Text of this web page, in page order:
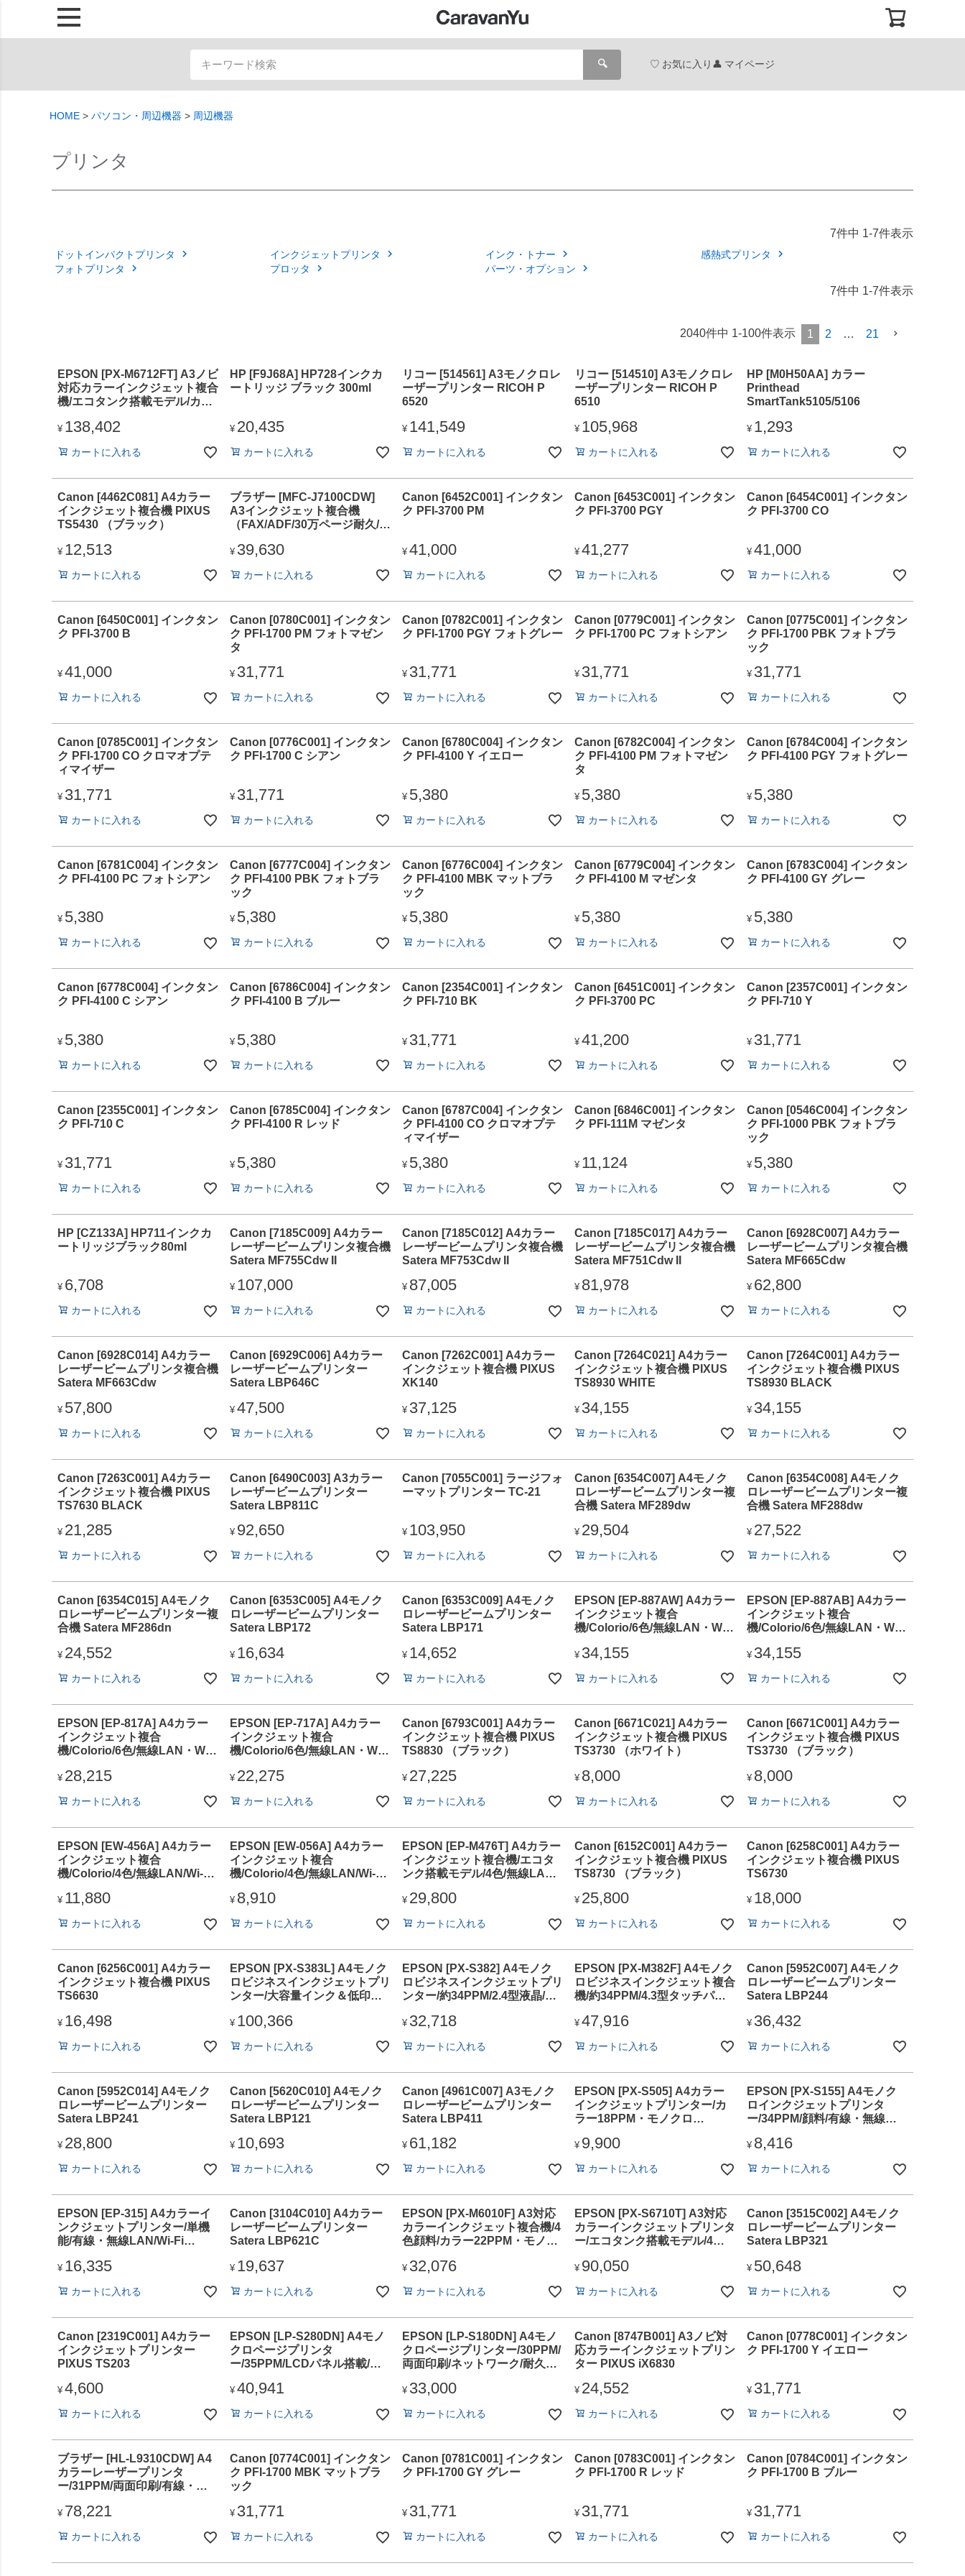
🔍 お気に入り マイページ
HOME パソコン・周辺機器 周辺機器
プリンタ
7件中 1-7件表示
ドットインパクトプリンタ インクジェットプリンタ インク・トナー
感熱式プリンタ
フォトプリンタ
プロッタ パーツ・オプション
7件中 1-7件表示
2040件中 1-100件表示 1 2 … 21
EPSON [PX-M6712FT] A3ノビ
対応カラーインクジェット複合
機/エコタンク搭載モデル/カラ
線・無線LAN/Wi-Fi Direct/両
¥ 138,402
カートに入れる
HP [F9J68A] HP728インクカ
ートリッジ ブラック 300ml
¥ 20,435
カートに入れる
リコー [514561] A3モノクロレ
ーザープリンター RICOH P
6520
¥ 141,549
カートに入れる
リコー [514510] A3モノクロレ
ーザープリンター RICOH P
6510
¥ 105,968
カートに入れる
HP [M0H50AA] カラー
Printhead
SmartTank5105/5106
¥ 1,293
カートに入れる
Canon [4462C081] A4カラー
インクジェット複合機 PIXUS
TS5430 （ブラック）
¥ 12,513
カートに入れる
ブラザー [MFC-J7100CDW]
A3インクジェット複合機
（FAX/ADF/30万ページ耐久/自
¥ 39,630
カートに入れる
Canon [6452C001] インクタン
ク PFI-3700 PM
¥ 41,000
カートに入れる
Canon [6453C001] インクタン
ク PFI-3700 PGY
¥ 41,277
カートに入れる
Canon [6454C001] インクタン
ク PFI-3700 CO
¥ 41,000
カートに入れる
Canon [6450C001] インクタン
ク PFI-3700 B
¥ 41,000
カートに入れる
Canon [0780C001] インクタン
ク PFI-1700 PM フォトマゼン
タ
¥ 31,771
カートに入れる
Canon [0782C001] インクタン
ク PFI-1700 PGY フォトグレー
¥ 31,771
カートに入れる
Canon [0779C001] インクタン
ク PFI-1700 PC フォトシアン
¥ 31,771
カートに入れる
Canon [0775C001] インクタン
ク PFI-1700 PBK フォトブラ
ック
¥ 31,771
カートに入れる
Canon [0785C001] インクタン
ク PFI-1700 CO クロマオプテ
ィマイザー
¥ 31,771
カートに入れる
Canon [0776C001] インクタン
ク PFI-1700 C シアン
¥ 31,771
カートに入れる
Canon [6780C004] インクタン
ク PFI-4100 Y イエロー
¥ 5,380
カートに入れる
Canon [6782C004] インクタン
ク PFI-4100 PM フォトマゼン
タ
¥ 5,380
カートに入れる
Canon [6784C004] インクタン
ク PFI-4100 PGY フォトグレー
¥ 5,380
カートに入れる
Canon [6781C004] インクタン
ク PFI-4100 PC フォトシアン
¥ 5,380
カートに入れる
Canon [6777C004] インクタン
ク PFI-4100 PBK フォトブラ
ック
¥ 5,380
カートに入れる
Canon [6776C004] インクタン
ク PFI-4100 MBK マットブラ
ック
¥ 5,380
カートに入れる
Canon [6779C004] インクタン
ク PFI-4100 M マゼンタ
¥ 5,380
カートに入れる
Canon [6783C004] インクタン
ク PFI-4100 GY グレー
¥ 5,380
カートに入れる
Canon [6778C004] インクタン
ク PFI-4100 C シアン
¥ 5,380
カートに入れる
Canon [6786C004] インクタン
ク PFI-4100 B ブルー
¥ 5,380
カートに入れる
Canon [2354C001] インクタン
ク PFI-710 BK
¥ 31,771
カートに入れる
Canon [6451C001] インクタン
ク PFI-3700 PC
¥ 41,200
カートに入れる
Canon [2357C001] インクタン
ク PFI-710 Y
¥ 31,771
カートに入れる
Canon [2355C001] インクタン
ク PFI-710 C
¥ 31,771
カートに入れる
Canon [6785C004] インクタン
ク PFI-4100 R レッド
¥ 5,380
カートに入れる
Canon [6787C004] インクタン
ク PFI-4100 CO クロマオプテ
ィマイザー
¥ 5,380
カートに入れる
Canon [6846C001] インクタン
ク PFI-111M マゼンタ
¥ 11,124
カートに入れる
Canon [0546C004] インクタン
ク PFI-1000 PBK フォトブラ
ック
¥ 5,380
カートに入れる
HP [CZ133A] HP711インクカ
ートリッジブラック80ml
¥ 6,708
カートに入れる
Canon [7185C009] A4カラー
レーザービームプリンタ複合機
Satera MF755Cdw II
¥ 107,000
カートに入れる
Canon [7185C012] A4カラー
レーザービームプリンタ複合機
Satera MF753Cdw II
¥ 87,005
カートに入れる
Canon [7185C017] A4カラー
レーザービームプリンタ複合機
Satera MF751Cdw II
¥ 81,978
カートに入れる
Canon [6928C007] A4カラー
レーザービームプリンタ複合機
Satera MF665Cdw
¥ 62,800
カートに入れる
Canon [6928C014] A4カラー
レーザービームプリンタ複合機
Satera MF663Cdw
¥ 57,800
カートに入れる
Canon [6929C006] A4カラー
レーザービームプリンター
Satera LBP646C
¥ 47,500
カートに入れる
Canon [7262C001] A4カラー
インクジェット複合機 PIXUS
XK140
¥ 37,125
カートに入れる
Canon [7264C021] A4カラー
インクジェット複合機 PIXUS
TS8930 WHITE
¥ 34,155
カートに入れる
Canon [7264C001] A4カラー
インクジェット複合機 PIXUS
TS8930 BLACK
¥ 34,155
カートに入れる
Canon [7263C001] A4カラー
インクジェット複合機 PIXUS
TS7630 BLACK
¥ 21,285
カートに入れる
Canon [6490C003] A3カラー
レーザービームプリンター
Satera LBP811C
¥ 92,650
カートに入れる
Canon [7055C001] ラージフォ
ーマットプリンター TC-21
¥ 103,950
カートに入れる
Canon [6354C007] A4モノク
ロレーザービームプリンター複
合機 Satera MF289dw
¥ 29,504
カートに入れる
Canon [6354C008] A4モノク
ロレーザービームプリンター複
合機 Satera MF288dw
¥ 27,522
カートに入れる
Canon [6354C015] A4モノク
ロレーザービームプリンター複
合機 Satera MF286dn
¥ 24,552
カートに入れる
Canon [6353C005] A4モノク
ロレーザービームプリンター
Satera LBP172
¥ 16,634
カートに入れる
Canon [6353C009] A4モノク
ロレーザービームプリンター
Satera LBP171
¥ 14,652
カートに入れる
EPSON [EP-887AW] A4カラー
インクジェット複合
機/Colorio/6色/無線LAN・Wi-
ワイト
¥ 34,155
カートに入れる
EPSON [EP-887AB] A4カラー
インクジェット複合
機/Colorio/6色/無線LAN・Wi-
ラック
¥ 34,155
カートに入れる
EPSON [EP-817A] A4カラー
インクジェット複合
機/Colorio/6色/無線LAN・Wi-
¥ 28,215
カートに入れる
EPSON [EP-717A] A4カラー
インクジェット複合
機/Colorio/6色/無線LAN・Wi-
¥ 22,275
カートに入れる
Canon [6793C001] A4カラー
インクジェット複合機 PIXUS
TS8830 （ブラック）
¥ 27,225
カートに入れる
Canon [6671C021] A4カラー
インクジェット複合機 PIXUS
TS3730 （ホワイト）
¥ 8,000
カートに入れる
Canon [6671C001] A4カラー
インクジェット複合機 PIXUS
TS3730 （ブラック）
¥ 8,000
カートに入れる
EPSON [EW-456A] A4カラー
インクジェット複合
機/Colorio/4色/無線LAN/Wi-Fi
¥ 11,880
カートに入れる
EPSON [EW-056A] A4カラー
インクジェット複合
機/Colorio/4色/無線LAN/Wi-Fi
¥ 8,910
カートに入れる
EPSON [EP-M476T] A4カラー
インクジェット複合機/エコタ
ンク搭載モデル/4色/無線LAN/
¥ 29,800
カートに入れる
Canon [6152C001] A4カラー
インクジェット複合機 PIXUS
TS8730 （ブラック）
¥ 25,800
カートに入れる
Canon [6258C001] A4カラー
インクジェット複合機 PIXUS
TS6730
¥ 18,000
カートに入れる
Canon [6256C001] A4カラー
インクジェット複合機 PIXUS
TS6630
¥ 16,498
カートに入れる
EPSON [PX-S383L] A4モノク
ロビジネスインクジェットプリ
ンター/大容量インク＆低印刷
液晶/耐久性30万ページ
¥ 100,366
カートに入れる
EPSON [PX-S382] A4モノク
ロビジネスインクジェットプリ
ンター/約34PPM/2.4型液晶/耐
¥ 32,718
カートに入れる
EPSON [PX-M382F] A4モノク
ロビジネスインクジェット複合
機/約34PPM/4.3型タッチパネ
¥ 47,916
カートに入れる
Canon [5952C007] A4モノク
ロレーザービームプリンター
Satera LBP244
¥ 36,432
カートに入れる
Canon [5952C014] A4モノク
ロレーザービームプリンター
Satera LBP241
¥ 28,800
カートに入れる
Canon [5620C010] A4モノク
ロレーザービームプリンター
Satera LBP121
¥ 10,693
カートに入れる
Canon [4961C007] A3モノク
ロレーザービームプリンター
Satera LBP411
¥ 61,182
カートに入れる
EPSON [PX-S505] A4カラー
インクジェットプリンター/カ
ラー18PPM・モノクロ
無線LAN
¥ 9,900
カートに入れる
EPSON [PX-S155] A4モノク
ロインクジェットプリンタ
ー/34PPM/顔料/有線・無線
¥ 8,416
カートに入れる
EPSON [EP-315] A4カラーイ
ンクジェットプリンター/単機
能/有線・無線LAN/Wi-Fi
Panel対応
¥ 16,335
カートに入れる
Canon [3104C010] A4カラー
レーザービームプリンター
Satera LBP621C
¥ 19,637
カートに入れる
EPSON [PX-M6010F] A3対応
カラーインクジェット複合機/4
色顔料/カラー22PPM・モノク
Fi Direct/1段カセット/4.3型タ
¥ 32,076
カートに入れる
EPSON [PX-S6710T] A3対応
カラーインクジェットプリンタ
ー/エコタンク搭載モデル/4色
有線・無線LAN/Wi-Fi
¥ 90,050
カートに入れる
Canon [3515C002] A4モノク
ロレーザービームプリンター
Satera LBP321
¥ 50,648
カートに入れる
Canon [2319C001] A4カラー
インクジェットプリンター
PIXUS TS203
¥ 4,600
カートに入れる
EPSON [LP-S280DN] A4モノ
クロページプリンタ
ー/35PPM/LCDパネル搭載/両
万ページ
¥ 40,941
カートに入れる
EPSON [LP-S180DN] A4モノ
クロページプリンター/30PPM/
両面印刷/ネットワーク/耐久性
¥ 33,000
カートに入れる
Canon [8747B001] A3ノビ対
応カラーインクジェットプリン
ター PIXUS iX6830
¥ 24,552
カートに入れる
Canon [0778C001] インクタン
ク PFI-1700 Y イエロー
¥ 31,771
カートに入れる
ブラザー [HL-L9310CDW] A4
カラーレーザープリンタ
ー/31PPM/両面印刷/有線・無
¥ 78,221
カートに入れる
Canon [0774C001] インクタン
ク PFI-1700 MBK マットブラ
ック
¥ 31,771
カートに入れる
Canon [0781C001] インクタン
ク PFI-1700 GY グレー
¥ 31,771
カートに入れる
Canon [0783C001] インクタン
ク PFI-1700 R レッド
¥ 31,771
カートに入れる
Canon [0784C001] インクタン
ク PFI-1700 B ブルー
¥ 31,771
カートに入れる